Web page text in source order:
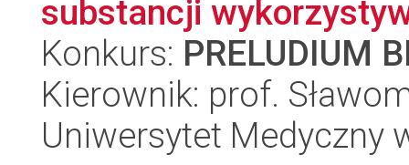
substancji
Konkurs: PRELUDIUM
Kierownik: prof.
Uniwersytet Medyczny